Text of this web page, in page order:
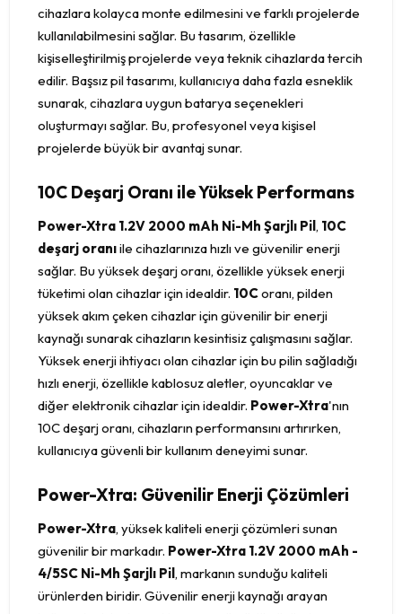
cihazlara kolayca monte edilmesini ve farklı projelerde
kullanılabilmesini sağlar. Bu tasarım, özellikle
kişiselleştirilmiş projelerde veya teknik cihazlarda tercih
edilir. Başsız pil tasarımı, kullanıcıya daha fazla esneklik
sunarak, cihazlara uygun batarya seçenekleri
oluşturmayı sağlar. Bu, profesyonel veya kişisel
projelerde büyük bir avantaj sunar.
10C Deşarj Oranı ile Yüksek Performans
Power-Xtra 1.2V 2000 mAh Ni-Mh Şarjlı Pil, 10C
deşarj oranıile cihazlarınıza hızlı ve güvenilir enerji
sağlar. Bu yüksek deşarj oranı, özellikle yüksek enerji
tüketimi olan cihazlar için idealdir. 10Coranı, pilden
yüksek akım çeken cihazlar için güvenilir bir enerji
kaynağı sunarak cihazların kesintisiz çalışmasını sağlar.
Yüksek enerji ihtiyacı olan cihazlar için bu pilin sağladığı
hızlı enerji, özellikle kablosuz aletler, oyuncaklar ve
diğer elektronik cihazlar için idealdir. Power-Xtra'nın
10C deşarj oranı, cihazların performansını artırırken,
kullanıcıya güvenli bir kullanım deneyimi sunar.
Power-Xtra: Güvenilir Enerji Çözümleri
Power-Xtra, yüksek kaliteli enerji çözümleri sunan
güvenilir bir markadır. Power-Xtra 1.2V 2000 mAh -
4/5SC Ni-Mh Şarjlı Pil, markanın sunduğu kaliteli
ürünlerden biridir. Güvenilir enerji kaynağı arayan